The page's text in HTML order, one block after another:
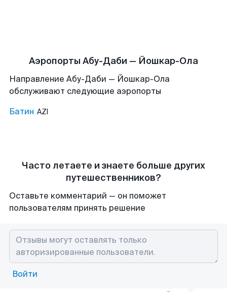
Аэропорты Абу-Даби — Йошкар-Ола
Направление Абу-Даби — Йошкар-Ола
обслуживают следующие аэропорты
Батин AZI
Часто летаете и знаете больше других
путешественников?
Оставьте комментарий — он поможет
пользователям принять решение
Войти